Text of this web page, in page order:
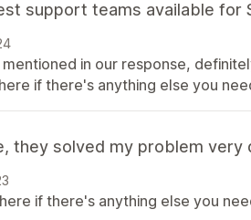
support teams available for
in our response,
if there's anything else you
they solved my problem very
if there's anything else you